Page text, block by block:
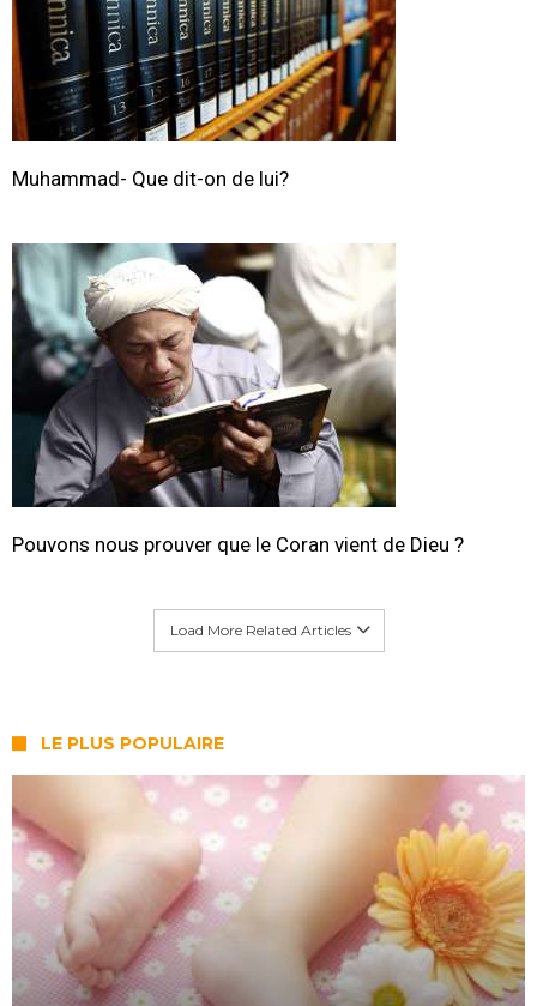
Muhammad- Que dit-on de lui?
Pouvons nous prouver que le Coran vient de Dieu ?
Load More Related Articles
LE PLUS POPULAIRE